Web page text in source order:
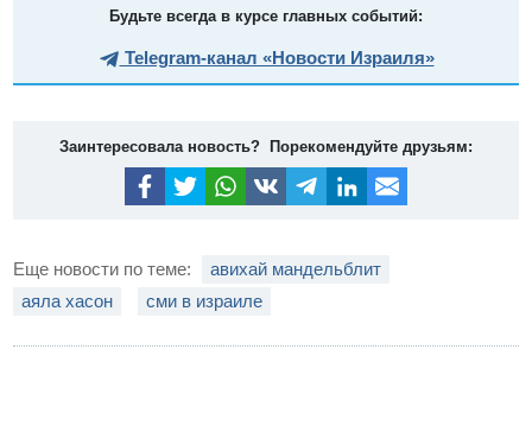
Будьте всегда в курсе главных событий:
Telegram-канал «Новости Израиля»
Заинтересовала новость? Порекомендуйте друзьям:
Еще новости по теме:
авихай мандельблит
аяла хасон
сми в израиле